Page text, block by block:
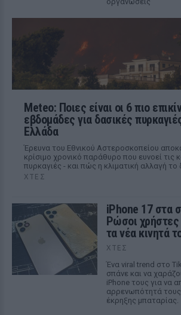
Meteo: Ποιες είναι οι 6 πιο
εβδομάδες για δασικές
Ελλάδα
Έρευνα του Εθνικού Αστεροσκοπείου
κρίσιμο χρονικό παράθυρο που ευνοεί τις
πυρκαγιές - και πώς η κλιματική αλλαγή το
ΧΤΕΣ
iPhone 17 στα
Ρώσοι
τα νέα κινητά
ΧΤΕΣ
Ένα viral trend στο
σπάνε και να
iPhone τους για να
αρρενωπότητά τους
έκρηξης μπαταρίας.